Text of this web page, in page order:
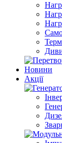
Новини
Акції